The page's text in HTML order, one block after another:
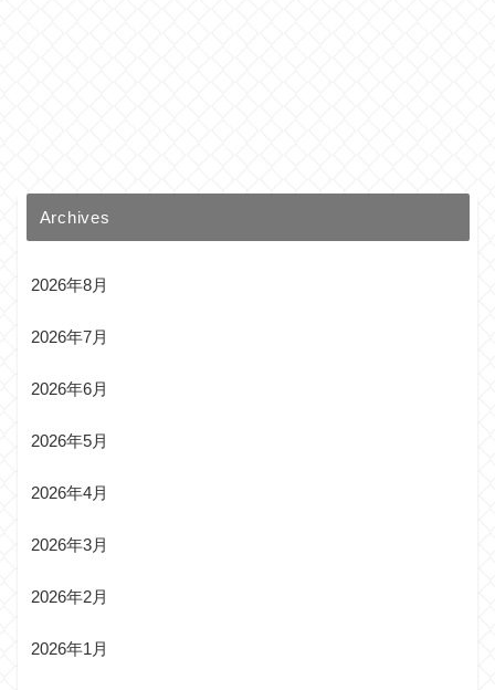
Archives
2026年8月
2026年7月
2026年6月
2026年5月
2026年4月
2026年3月
2026年2月
2026年1月